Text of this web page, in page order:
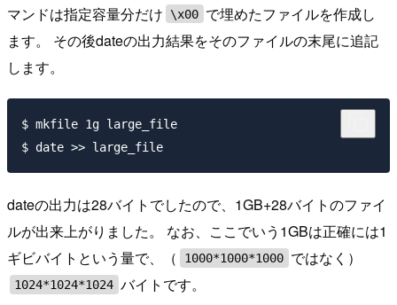
マンドは指定容量分だけ
\x00 で埋めたファイルを作成し
ます。 その後dateの出力結果をそのファイルの末尾に追記
します。
$ mkfile 1g large_file
dateの出力は28バイトでしたので、1GB+28バイトのファイ
ルが出来上がりました。 なお、ここでいう1GBは正確には1
ギビバイトという量で、（
1000*1000*1000 ではなく）
1024*1024*1024 バイトです。